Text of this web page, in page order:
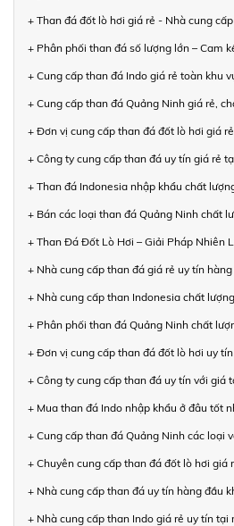
+ Than đá đốt lò hơi giá rẻ - Nhà cung
+ Phân phối than đá số lượng lớn – Cam
+ Cung cấp than đá Indo giá rẻ toàn khu
+ Cung cấp than đá Quảng Ninh giá rẻ,
+ Đơn vị cung cấp than đá đốt lò hơi giá
+ Công ty cung cấp than đá uy tín giá rẻ
+ Than đá Indonesia nhập khẩu chất
+ Bán các loại than đá Quảng Ninh chất
+ Than Đá Đốt Lò Hơi – Giải Pháp Nhiên
+ Nhà cung cấp than đá giá rẻ uy tín
+ Nhà cung cấp than Indonesia chất
+ Phân phối than đá Quảng Ninh chất
+ Đơn vị cung cấp than đá đốt lò hơi uy
+ Công ty cung cấp than đá uy tín với giá
+ Mua than đá Indo nhập khẩu ở đâu tốt
+ Cung cấp than đá Quảng Ninh các loại
+ Chuyên cung cấp than đá đốt lò hơi giá
+ Nhà cung cấp than đá uy tín hàng đầu
+ Nhà cung cấp than Indo giá rẻ uy tín tại